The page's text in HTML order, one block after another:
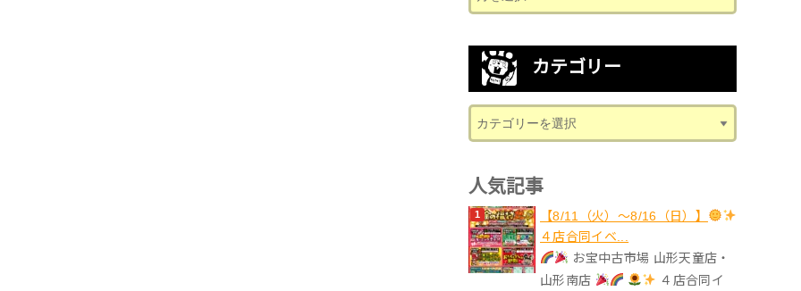
カテゴリー
人気記事
【8/11（火）～8/16（日）】
４店合同イベ...
お宝中古市場 山形天童店・
山形南店
４店合同イ